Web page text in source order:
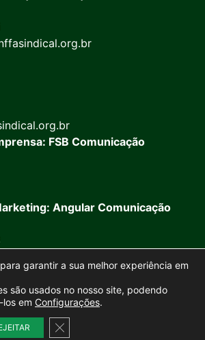
FSB Comunicação
Angular Comunicação
porMarketing Objetivo
garantir a sua melhor experiência em
são usados no nosso site, podendo
em Configurações.
Close GDPR Cookie Banner